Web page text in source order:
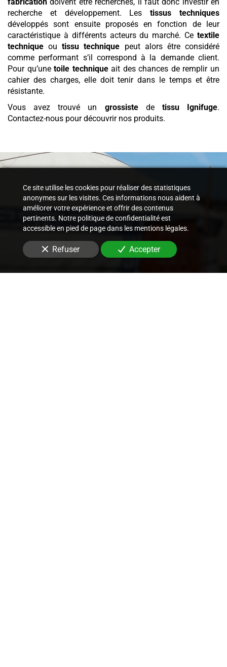
fabrication doivent être recherchés, il faut donc investir en
recherche et développement. Lestissus techniques
développés sont ensuite proposés en fonction de leur
caractéristique à différents acteurs du marché. Ce textile
technique outissu technique peut alors être considéré
comme performant s’il correspond à la demande client.
Pour qu’unetoile techniqueait des chances de remplir un
cahier des charges, elle doit tenir dans le temps et être
résistante.
Vous avez trouvé un grossiste de tissu Ignifuge.
Contactez-nous pour découvrir nos produits.
Ce site utilise les cookies pour réaliser des statistiques
anonymes sur les visites. Ces informations nous aident à
améliorer votre expérience et offrir des contenus
pertinents. Notre politique de confidentialité est
accessible en pied de page dans les mentions légales.
Refuser Accepter